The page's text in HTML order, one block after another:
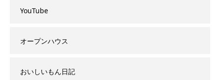
YouTube
オープンハウス
おいしいもん日記